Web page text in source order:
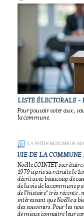
LISTE ÉLECTORALE -
Pour pouvoir voter aux ,
la commune.
LA PETITE HISTOIRE DE
VIE DE LA COMMUNE
Noëlle COINTET
1979 a pris sa retraite le
décrit avec beaucoup de
de la vie de la commune
de l'histoire" très récente ,
intéressant que Noëlle a
des souvenirs. Pour les
de mieux connaitre leur